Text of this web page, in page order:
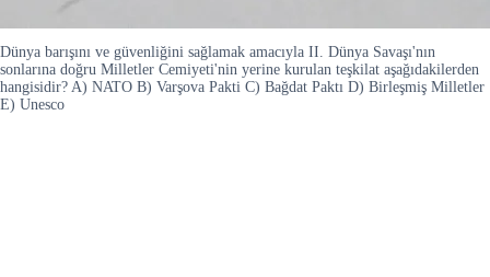
Dünya barışını ve güvenliğini sağlamak amacıyla II. Dünya Savaşı'nın
sonlarına doğru Milletler Cemiyeti'nin yerine kurulan teşkilat aşağıdakilerden
hangisidir? A) NATO B) Varşova Pakti C) Bağdat Paktı D) Birleşmiş Milletler
E) Unesco